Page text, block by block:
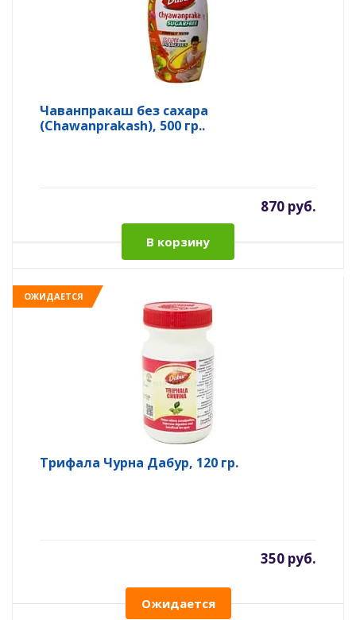
Чаванпракаш без сахара
(Chawanprakash), 500 гр..
870 руб.
В корзину
ОЖИДАЕТСЯ
Трифала Чурна Дабур, 120 гр.
350 руб.
Ожидается